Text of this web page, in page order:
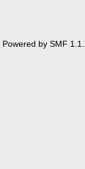
Powered by SMF